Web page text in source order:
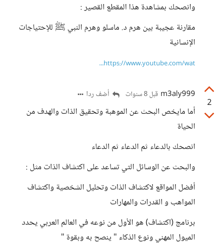
وانصحك بمشاهدة هذا المقطع القصير :
مقارنة عجيبة بين هرم د. ماسلو وهرم النبي ﷺ للإحتياجات
الإنسانية
https://www.youtube.com/wat...
2
m3aly999 قبل 8 سنوات أضف ردا
أما مايخص البحث عن الموهبة وتحقيق الذات والهدف من
الحياة
انصحك بالدعاء ثم الدعاء ثم الدعاء
والبحث عن الوسائل التي تساعد على اكتشاف الذات مثل :
أفضل المواقع لاكتشاف الذات وتحليل الشخصية واكتشاف
المواهب و القدرات والمهارات
برنامج (اكتشاف) هو الأول من نوعه في العالم العربي يحدد
الميول المهني ونوع الذكاء " ينصح به وبقوة "